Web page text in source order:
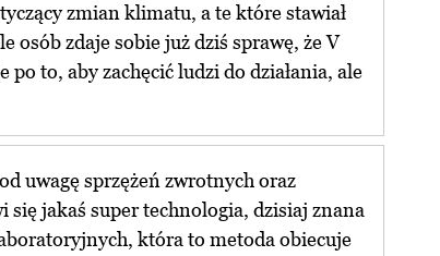
zmian klimatu, a te które stawiał
osób zdaje sobie już dziś sprawę, że V
po to, aby zachęcić ludzi do działania, ale
uwagę sprzężeń zwrotnych oraz
się jakaś super technologia, dzisiaj znana
która to metoda obiecuje